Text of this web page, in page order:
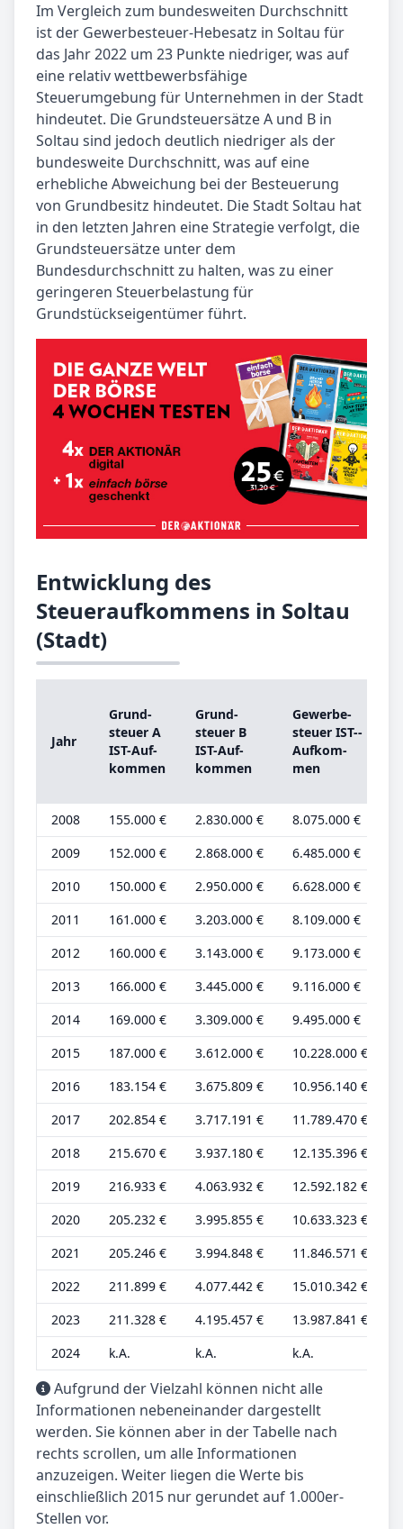
Im Vergleich zum bundesweiten Durchschnitt
ist der Gewerbesteuer-Hebesatz in Soltau für
das Jahr 2022 um 23 Punkte niedriger, was auf
eine relativ wettbewerbsfähige
Steuerumgebung für Unternehmen in der Stadt
hindeutet. Die Grundsteuersätze A und B in
Soltau sind jedoch deutlich niedriger als der
bundesweite Durchschnitt, was auf eine
erhebliche Abweichung bei der Besteuerung
von Grundbesitz hindeutet. Die Stadt Soltau hat
in den letzten Jahren eine Strategie verfolgt, die
Grundsteuersätze unter dem
Bundesdurchschnitt zu halten, was zu einer
geringeren Steuerbelastung für
Grundstückseigentümer führt.
Entwicklung des
Steueraufkommens in Soltau
(Stadt)
Jahr
Grund­
steu­er A
IST-­Auf­
kom­men
Grund­
steu­er B
IST-­Auf­
kom­men
Ge­wer­be­
steu­er IST-­
Auf­kom­
men
2008 155.000 € 2.830.000 € 8.075.000 €
2009
152.000 € 2.868.000 € 6.485.000 €
2010
150.000 € 2.950.000 € 6.628.000 €
2011
161.000 € 3.203.000 € 8.109.000 €
2012
160.000 € 3.143.000 € 9.173.000 €
2013
166.000 € 3.445.000 € 9.116.000 €
2014
169.000 € 3.309.000 € 9.495.000 €
2015
187.000 € 3.612.000 € 10.228.000 €
2016
183.154 € 3.675.809 € 10.956.140 €
2017
202.854 € 3.717.191 € 11.789.470 €
2018
215.670 € 3.937.180 € 12.135.396 €
2019
216.933 € 4.063.932 € 12.592.182 €
2020
205.232 € 3.995.855 € 10.633.323 €
2021
205.246 € 3.994.848 € 11.846.571 €
2022
211.899 € 4.077.442 € 15.010.342 €
2023
211.328 € 4.195.457 € 13.987.841 €
2024
k.A. k.A. k.A.
Aufgrund der Vielzahl können nicht alle
Informationen nebeneinander dargestellt
werden. Sie können aber in der Tabelle nach
rechts scrollen, um alle Informationen
anzuzeigen. Weiter liegen die Werte bis
einschließlich 2015 nur gerundet auf 1.000er-
Stellen vor.